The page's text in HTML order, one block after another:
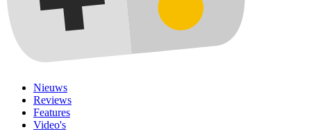
Nieuws
Reviews
Features
Video's